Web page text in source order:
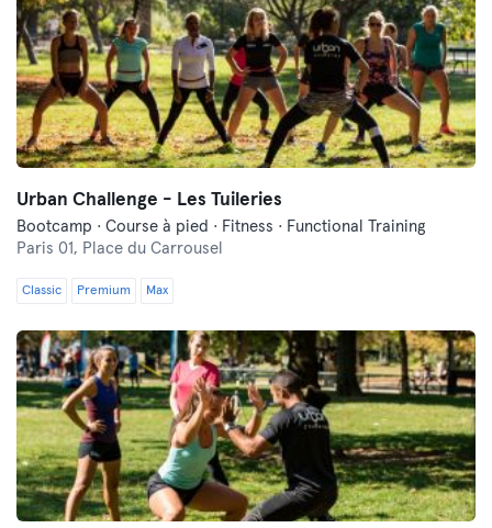
Urban Challenge - Les Tuileries
Bootcamp · Course à pied · Fitness · Functional Training
Paris 01, Place du Carrousel
Classic Premium Max